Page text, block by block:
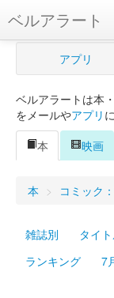
ベルアラート
ベルアラートとは
新規登録
ログイン
Myシェルフ
プレミアム
アプリ
ベルアラートは本
をメールやアプリ
本
映画
本 > コミック
雑誌別 タイ
ランキング
7